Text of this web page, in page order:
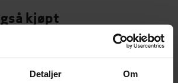
Detaljer Om
kjøpt